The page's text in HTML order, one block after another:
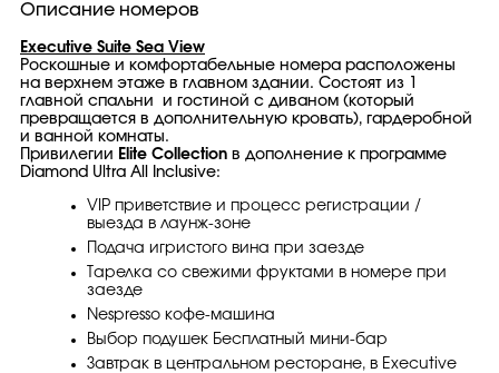
Описание номеров
Executive Suite Sea View
Роскошные и комфортабельные номера расположены
на верхнем этаже в главном здании. Состоят из 1
главной спальни и гостиной с диваном (который
превращается в дополнительную кровать), гардеробной
и ванной комнаты.
Привилегии Elite Collection в дополнение к программе
Diamond Ultra All Inclusive:
VIP приветствие и процесс регистрации /
выезда в лаунж-зоне
Подача игристого вина при заезде
Тарелка со свежими фруктами в номере при
заезде
Nespresso кофе-машина
Выбор подушек Бесплатный мини-бар
Завтрак в центральном ресторане, в Executive